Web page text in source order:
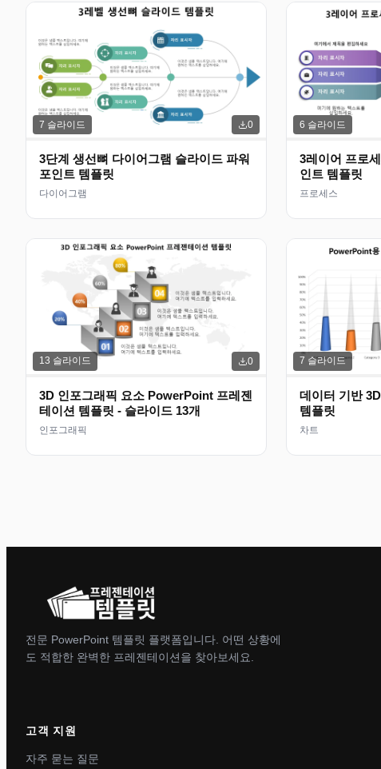
7 슬라이드 0
3단계 생선뼈 다이어그램 슬라이드 파워
포인트 템플릿
다이어그램
6 슬라이드
3레이어 프로
인트 템플릿
프로세스
13 슬라이드 0
3D 인포그래픽 요소 PowerPoint 프레젠
테이션 템플릿 - 슬라이드 13개
인포그래픽
7 슬라이드
데이터 기반
템플릿
차트
전문 PowerPoint 템플릿 플랫폼입니다. 어떤 상황에
도 적합한 완벽한 프레젠테이션을 찾아보세요.
고객 지원
자주 묻는 질문